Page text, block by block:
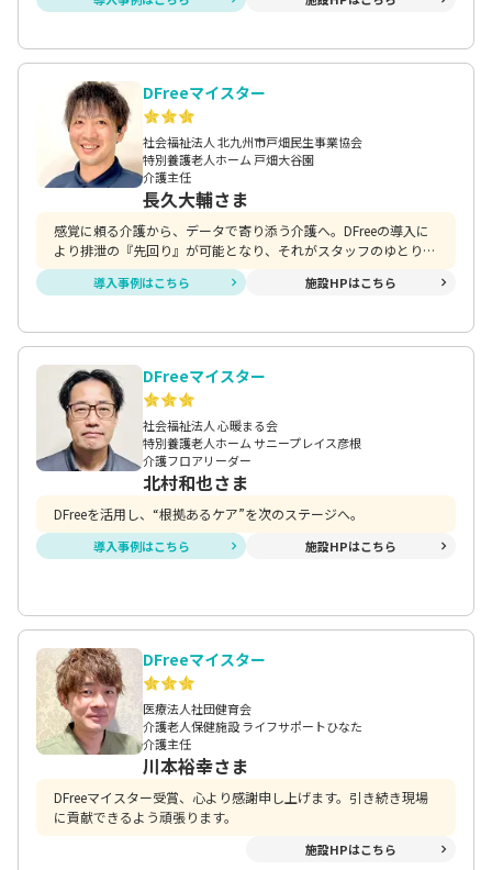
DFreeマイスター
社会福祉法人 北九州市戸畑民生事業協会
特別養護老人ホーム 戸畑大谷園
介護主任
長久大輔さま
感覚に頼る介護から、データで寄り添う介護へ。DFreeの導入に
より排泄の『先回り』が可能となり、それがスタッフのゆとりと
安心、そして現場への新しい風となりました。これからもテクノ
ロジーを味方に、入所者様の尊厳を守る『攻めのケア』を実践し
導入事例はこちら 施設HPはこちら
DFreeマイスター
社会福祉法人 心暖まる会
特別養護老人ホーム サニープレイス彦根
介護フロアリーダー
北村和也さま
DFreeを活用し、“根拠あるケア”を次のステージへ。
導入事例はこちら 施設HPはこちら
DFreeマイスター
医療法人社団健育会
介護老人保健施設 ライフサポートひなた
介護主任
川本裕幸さま
DFreeマイスター受賞、心より感謝申し上げます。引き続き現場
に貢献できるよう頑張ります。
施設HPはこちら